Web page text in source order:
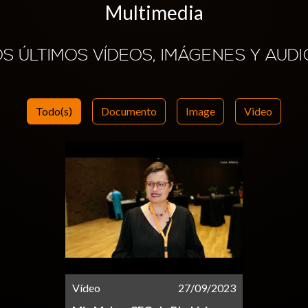
Multimedia
ÚLTIMOS VÍDEOS, IMÁGENES Y
Todo(s) Documento Image Video
Vídeo
27/09/2023